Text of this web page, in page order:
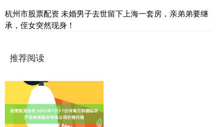
杭州市股票配资 未婚男子去世留下上海一套房，亲弟弟要继
承，侄女突然现身！
推荐阅读